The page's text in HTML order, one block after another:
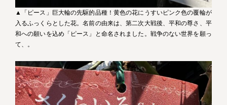
▲「ピース」巨大輪の先駆的品種！黄色の花にうすいピンク色の覆輪が
入るふっくらとした花。名前の由来は、第二次大戦後、平和の尊さ、平
和への願いを込め「ピース」と命名されました。戦争のない世界を願っ
て、。